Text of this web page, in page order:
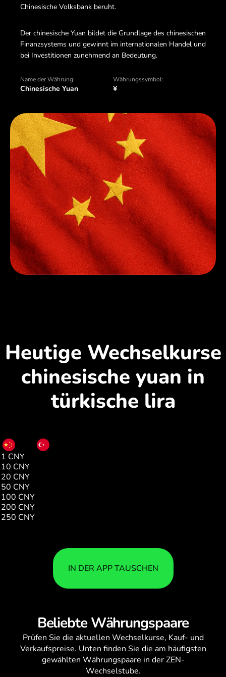
Chinesische Volksbank beruht.
Der chinesische Yuan bildet die Grundlage des chinesischen
Finanzsystems und gewinnt im internationalen Handel und
bei Investitionen zunehmend an Bedeutung.
Name der Währung:
Chinesische Yuan
Währungssymbol:
¥
Heutige Wechselkurse
chinesische yuan in
türkische lira
CNY
1 CNY
10 CNY
20 CNY
50 CNY
100 CNY
200 CNY
250 CNY
IN DER APP TAUSCHEN
Beliebte Währungspaare
Prüfen Sie die aktuellen Wechselkurse, Kauf- und
Verkaufspreise. Unten finden Sie die am häufigsten
gewählten Währungspaare in der ZEN-
Wechselstube.